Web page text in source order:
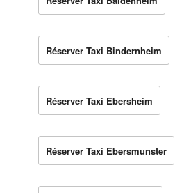
Réserver Taxi Bindernheim
Réserver Taxi Ebersheim
Réserver Taxi Ebersmunster